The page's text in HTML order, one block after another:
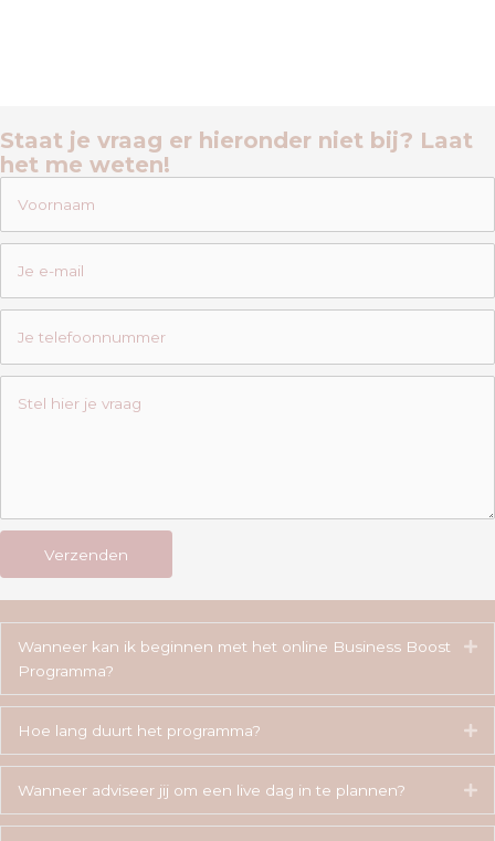
Staat je vraag er hieronder niet bij? Laat
het me weten!
Verzenden
Wanneer kan ik beginnen met het online Business Boost
Programma?
Hoe lang duurt het programma?
Wanneer adviseer jij om een live dag in te plannen?